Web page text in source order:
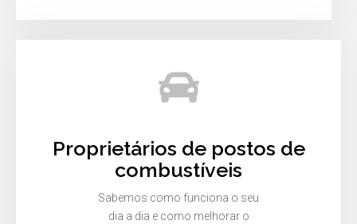
Proprietários de postos de
combustíveis
Sabemos como funciona o seu
dia a dia e como melhorar o